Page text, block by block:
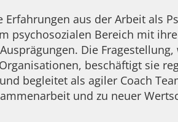
aus der Arbeit als
psychosozialen Bereich mit
Die
beschäftigt sie
begleitet als agiler Coach
und zu neuer